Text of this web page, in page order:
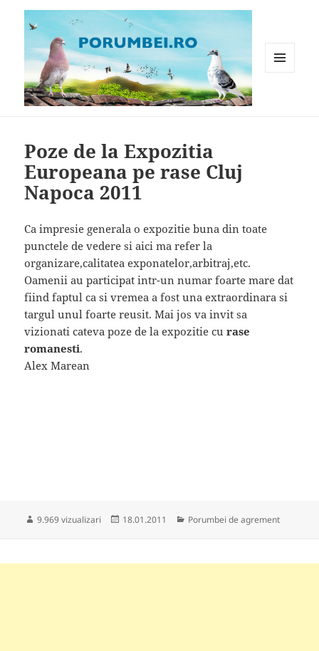
Poze de la Expozitia
Europeana pe rase Cluj
Napoca 2011
Ca impresie generala o expozitie buna din toate
punctele de vedere si aici ma refer la
organizare,calitatea exponatelor,arbitraj,etc.
Oamenii au participat intr-un numar foarte mare dat
fiind faptul ca si vremea a fost una extraordinara si
targul unul foarte reusit. Mai jos va invit sa
vizionati cateva poze de la expozitie curase
romanesti.
Alex Marean
9.969 vizualizari
Publicat
18.01.2011 Categorii
Porumbei de agrement